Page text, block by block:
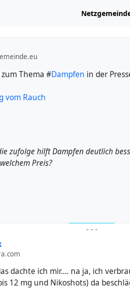
Thema #Dampfen in der
vom Rauch
zufolge hilft Dampfen deutlich
Preis?
- - -
dachte ich mir.... na ja, ich
12 mg und Nikoshots) da